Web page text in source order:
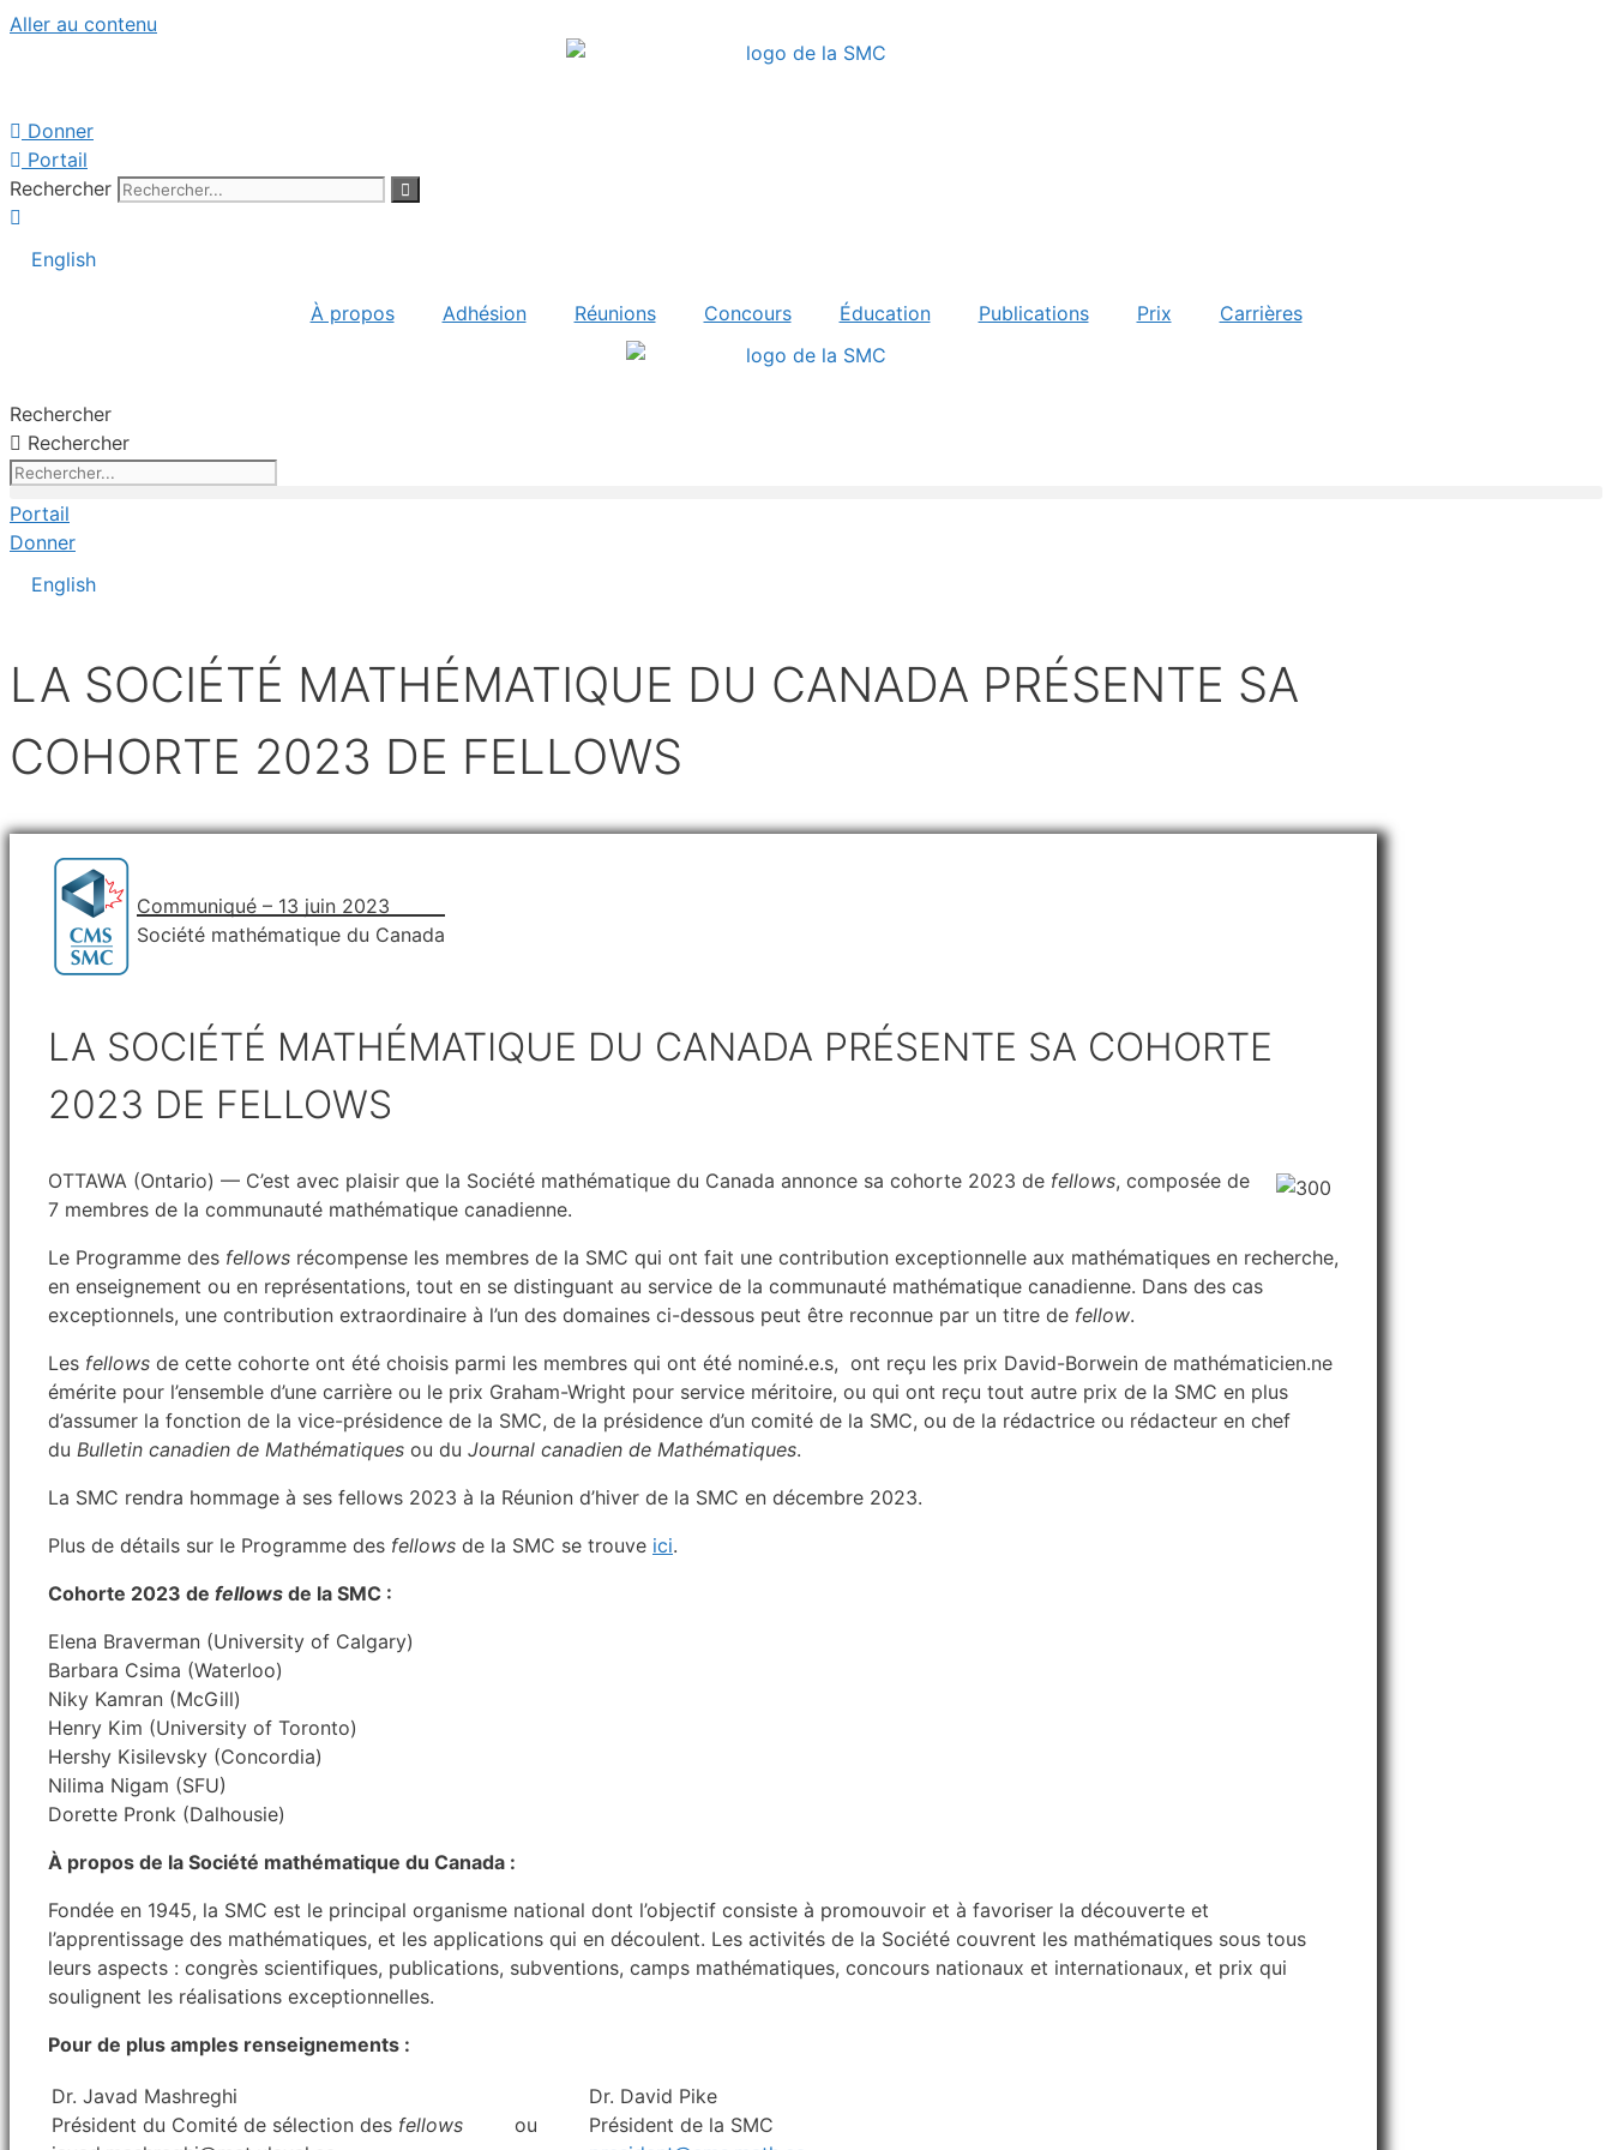
Aller au contenu
Donner
Portail
Rechercher
English
À propos Adhésion Réunions Concours Éducation Publications Prix Carrières
Rechercher
Rechercher
Portail
Donner
English
LA SOCIÉTÉ MATHÉMATIQUE DU CANADA PRÉSENTE SA
COHORTE 2023 DE FELLOWS
Communiqué – 13 juin 2023
Société mathématique du Canada
LA SOCIÉTÉ MATHÉMATIQUE DU CANADA PRÉSENTE SA COHORTE
2023 DE FELLOWS
OTTAWA (Ontario) — C’est avec plaisir que la Société mathématique du Canada annonce sa cohorte 2023 de fellows, composée de
7 membres de la communauté mathématique canadienne.
Le Programme des fellows récompense les membres de la SMC qui ont fait une contribution exceptionnelle aux mathématiques en recherche,
en enseignement ou en représentations, tout en se distinguant au service de la communauté mathématique canadienne. Dans des cas
exceptionnels, une contribution extraordinaire à l’un des domaines ci-dessous peut être reconnue par un titre de fellow.
Les fellows de cette cohorte ont été choisis parmi les membres qui ont été nominé.e.s, ont reçu les prix David-Borwein de mathématicien.ne
émérite pour l’ensemble d’une carrière ou le prix Graham-Wright pour service méritoire, ou qui ont reçu tout autre prix de la SMC en plus
d’assumer la fonction de la vice-présidence de la SMC, de la présidence d’un comité de la SMC, ou de la rédactrice ou rédacteur en chef
du Bulletin canadien de Mathématiques ou du Journal canadien de Mathématiques.
La SMC rendra hommage à ses fellows 2023 à la Réunion d’hiver de la SMC en décembre 2023.
Plus de détails sur le Programme des fellows de la SMC se trouve ici.
Cohorte 2023 de fellows de la SMC :
Elena Braverman (University of Calgary)
Barbara Csima (Waterloo)
Niky Kamran (McGill)
Henry Kim (University of Toronto)
Hershy Kisilevsky (Concordia)
Nilima Nigam (SFU)
Dorette Pronk (Dalhousie)
À propos de la Société mathématique du Canada :
Fondée en 1945, la SMC est le principal organisme national dont l’objectif consiste à promouvoir et à favoriser la découverte et
l’apprentissage des mathématiques, et les applications qui en découlent. Les activités de la Société couvrent les mathématiques sous tous
leurs aspects : congrès scientifiques, publications, subventions, camps mathématiques, concours nationaux et internationaux, et prix qui
soulignent les réalisations exceptionnelles.
Pour de plus amples renseignements :
Dr. Javad Mashreghi
Président du Comité de sélection des fellows
ou
Dr. David Pike
Président de la SMC